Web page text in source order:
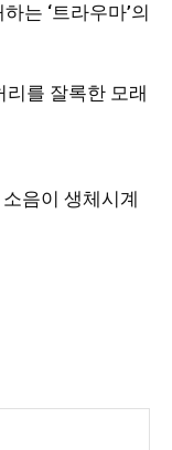
는 ‘트라우마’의
를 잘록한 모래
음이 생체시계